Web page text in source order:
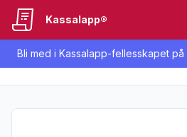
Bli med i Kassalapp-fellesskapet på
Kassalapp®